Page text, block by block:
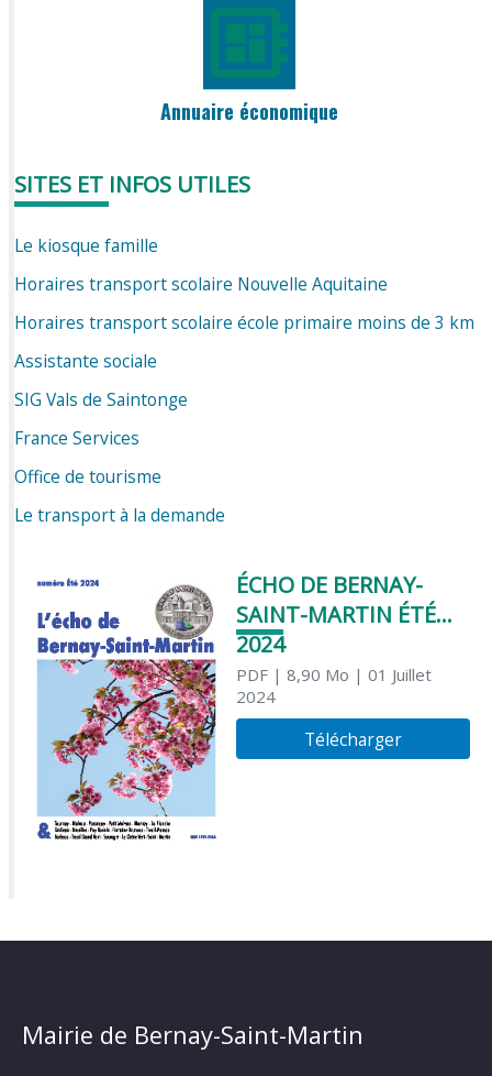
Annuaire économique
SITES ET INFOS UTILES
Le kiosque famille
Horaires transport scolaire Nouvelle Aquitaine
Horaires transport scolaire école primaire moins de 3 km
Assistante sociale
SIG Vals de Saintonge
France Services
Office de tourisme
Le transport à la demande
ÉCHO DE BERNAY-
SAINT-MARTIN ÉTÉ
2024
PDF| 8,90 Mo | 01 Juillet
2024
Télécharger
Mairie de Bernay-Saint-Martin